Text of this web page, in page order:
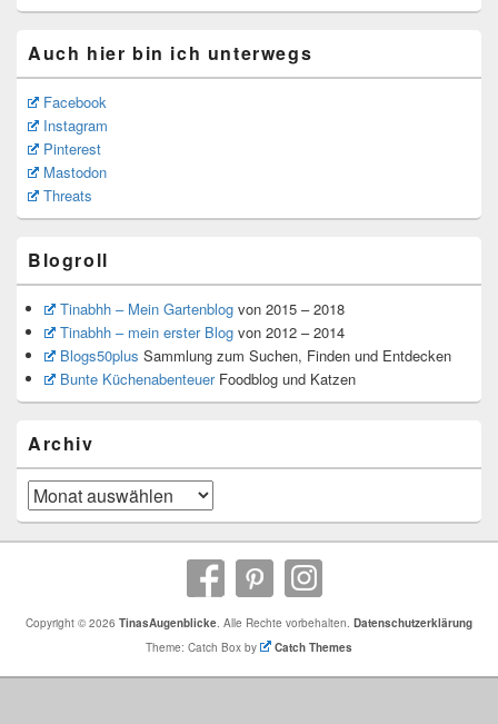
Auch hier bin ich unterwegs
Facebook
Instagram
Pinterest
Mastodon
Threats
Blogroll
Tinabhh – Mein Gartenblogvon 2015 – 2018
Tinabhh – mein erster Blogvon 2012 – 2014
Blogs50plus Sammlung zum Suchen, Finden und Entdecken
Bunte KüchenabenteuerFoodblog und Katzen
Archiv
Archiv
Copyright © 2026 TinasAugenblicke. Alle Rechte vorbehalten. Datenschutzerklärung
Theme: Catch Box by
Catch Themes